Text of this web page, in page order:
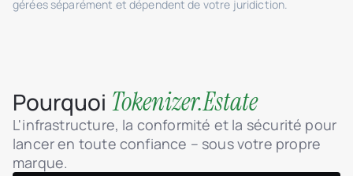
gérées séparément et dépendent de votre juridiction.
Pourquoi Tokenizer.Estate
L'infrastructure, la conformité et la sécurité pour
lancer en toute confiance – sous votre propre
marque.